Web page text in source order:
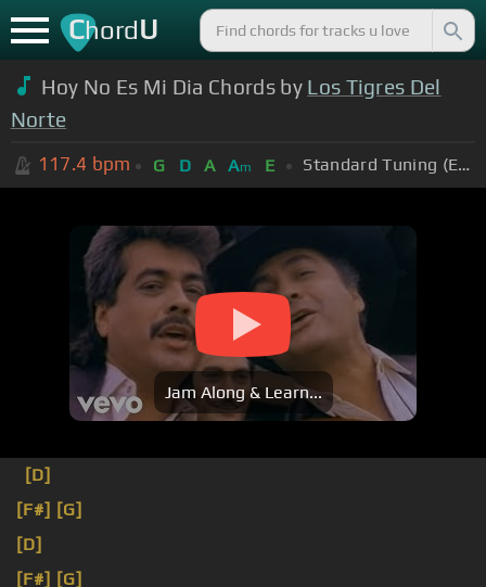
ChordU
Hoy No Es Mi Dia Chords by Los Tigres Del
Norte
117.4 bpm G D A Am E Standard Tuning (EADGBE)
Jam Along & Learn...
[D]
[F#] [G]
[D]
[F#] [G]